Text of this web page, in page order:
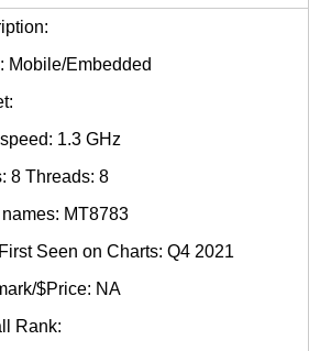
Mobile/Embedded
1.3 GHz
8 Threads: 8
MT8783
Seen on Charts: Q4 2021
$Price: NA
Rank: